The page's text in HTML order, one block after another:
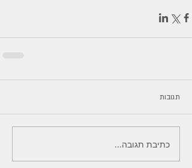
תגובות
כתיבת תגובה...